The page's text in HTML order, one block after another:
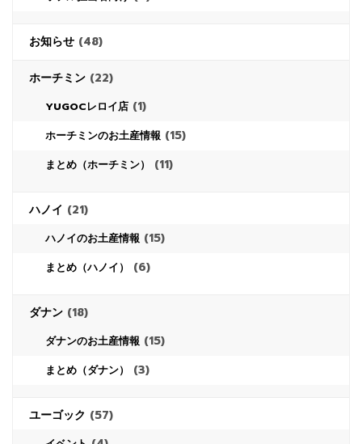
お知らせ (48)
ホーチミン (22)
YUGOCレロイ店 (1)
ホーチミンのお土産情報 (15)
まとめ（ホーチミン） (11)
ハノイ (21)
ハノイのお土産情報 (15)
まとめ（ハノイ） (6)
ダナン (18)
ダナンのお土産情報 (15)
まとめ（ダナン） (3)
ユーゴック (57)